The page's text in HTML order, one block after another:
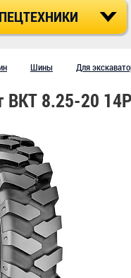
Шины Для
8.25-20